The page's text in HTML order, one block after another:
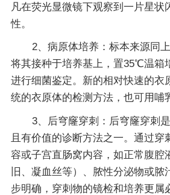
凡在荧光显微镜下观察到一片星状
性。
2、病原体培养：标本来源同
将其接种于培养基上，置35℃温箱
进行细菌鉴定。新的相对快速的衣
统的衣原体的检测方法，也可用哺
3、后穹窿穿刺：后穹窿穿刺
且有价值的诊断方法之一。通过穿
容或子宫直肠窝内容，如正常腹腔
旧、凝血丝等）、脓性分泌物或脓
步明确，穿刺物的镜检和培养更属